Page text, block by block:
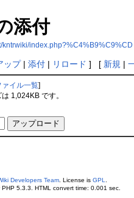
添付
kntrwiki/index.php?%C4%B9%C9%CD
ップ| 添付| リロード ] [ 新規 |
イル一覧
1,024KB です。
Developers Team. License is GPL
5.3.3. HTML convert time: 0.001 sec.